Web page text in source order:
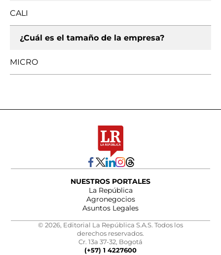
CALI
¿Cuál es el tamaño de la empresa?
MICRO
NUESTROS PORTALES
La República
Agronegocios
Asuntos Legales
© 2026, Editorial La República S.A.S. Todos los
derechos reservados.
Cr. 13a 37-32, Bogotá
(+57) 1 4227600